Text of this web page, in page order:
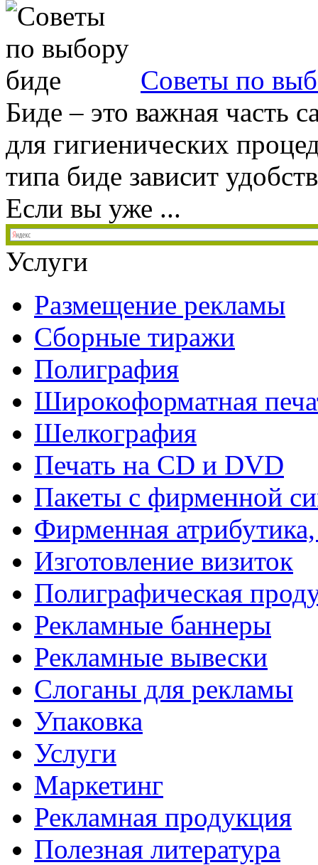
Советы по
Биде – это важная часть
для гигиенических
типа биде зависит
Если вы уже ...
Услуги
Размещение рекламы
Сборные тиражи
Полиграфия
Широкоформатная
Шелкография
Печать на СD и DVD
Пакеты с фирменной
Фирменная
Изготовление визиток
Полиграфическая
Рекламные баннеры
Рекламные вывески
Слоганы для рекламы
Упаковка
Услуги
Маркетинг
Рекламная продукция
Полезная литература